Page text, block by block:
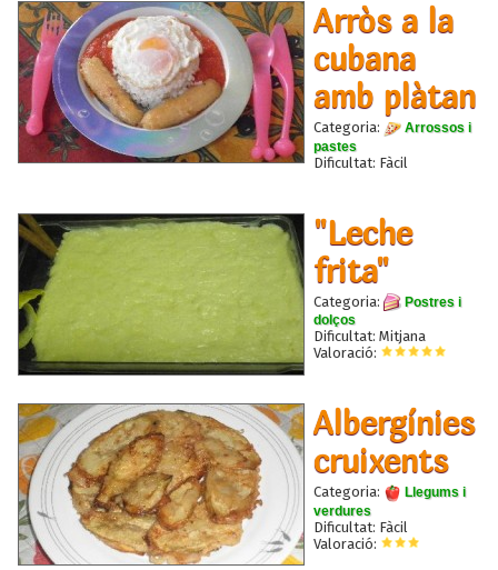
Arròs a la
cubana
amb plàtan
Categoria:
Arrossos i
pastes
Dificultat: Fàcil
"Leche
frita"
Categoria:
Postres i
dolços
Dificultat: Mitjana
Valoració:
Albergínies
cruixents
Categoria:
Llegums i
verdures
Dificultat: Fàcil
Valoració: